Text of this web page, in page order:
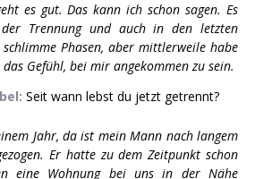
es gut. Das kann ich schon sagen. Es
Trennung und auch in den letzten
Phasen, aber mittlerweile habe
Gefühl, bei mir angekommen zu sein.
Seit wann lebst du jetzt getrennt?
Jahr, da ist mein Mann nach langem
Er hatte zu dem Zeitpunkt schon
eine Wohnung bei uns in der Nähe